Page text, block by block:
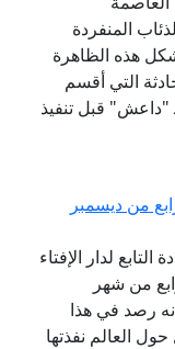
المنفردة
هذه الظاهرة
التي أقسم
"داعش" قبل تنفيذ
من ديسمبر
لدار الإفتاء
من شهر
إلى 27 ديسمبر، إنه رصد في هذا
إرهابية استهدفت 10 دول حول العالم نفذتها